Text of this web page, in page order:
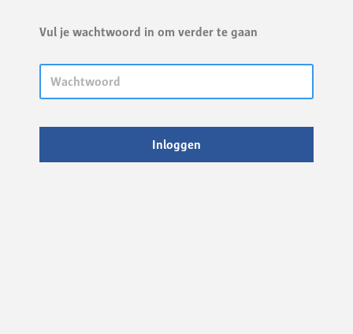
Vul je wachtwoord in om verder te gaan